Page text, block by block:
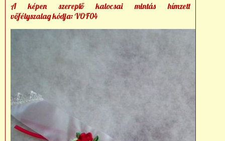
A képen szereplő kalocsai mintás hímzett
vőfélyszalag kódja: VOF04